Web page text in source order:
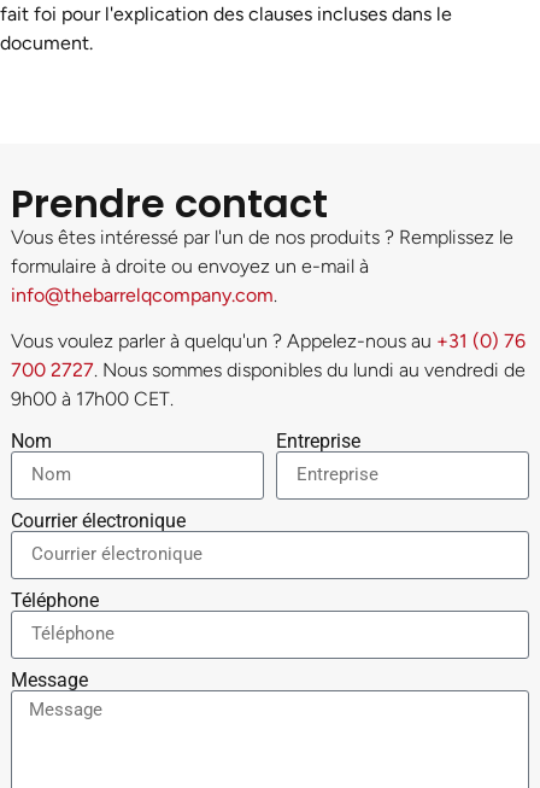
fait foi pour l'explication des clauses incluses dans le
document.
Prendre contact
Vous êtes intéressé par l'un de nos produits ? Remplissez le
formulaire à droite ou envoyez un e-mail à
info@thebarrelqcompany.com.
Vous voulez parler à quelqu'un ? Appelez-nous au +31 (0) 76
700 2727. Nous sommes disponibles du lundi au vendredi de
9h00 à 17h00 CET.
Nom
Entreprise
Courrier électronique
Téléphone
Message